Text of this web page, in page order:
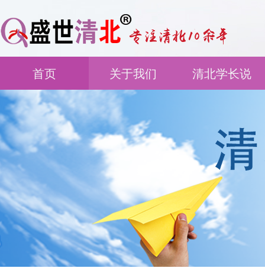
首页 关于我们 清北学长说